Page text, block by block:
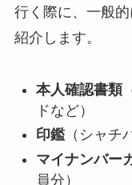
行く際に、一般
紹介します。
本人確認書類
ドなど）
印鑑（シャチ
マイナンバー
員分）